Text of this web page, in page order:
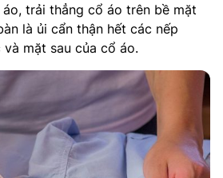
trải thẳng cổ áo trên bề mặt
là ủi cẩn thận hết các nếp
mặt sau của cổ áo.